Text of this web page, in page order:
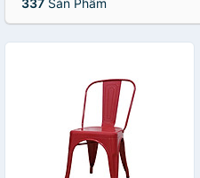
337 Sản Phẩm